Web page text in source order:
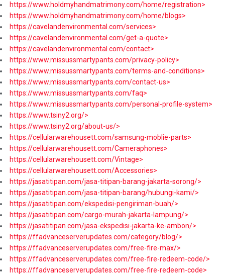
https://www.holdmyhandmatrimony.com/home/registration>
https://www.holdmyhandmatrimony.com/home/blogs>
https://cavelandenvironmental.com/services>
https://cavelandenvironmental.com/get-a-quote>
https://cavelandenvironmental.com/contact>
https://www.missussmartypants.com/privacy-policy>
https://www.missussmartypants.com/terms-and-conditions>
https://www.missussmartypants.com/contact-us>
https://www.missussmartypants.com/faq>
https://www.missussmartypants.com/personal-profile-system>
https://www.tsiny2.org/>
https://www.tsiny2.org/about-us/>
https://cellularwarehousett.com/samsung-moblie-parts>
https://cellularwarehousett.com/Cameraphones>
https://cellularwarehousett.com/Vintage>
https://cellularwarehousett.com/Accessories>
https://jasatitipan.com/jasa-titipan-barang-jakarta-sorong/>
https://jasatitipan.com/jasa-titipan-barang/hubungi-kami/>
https://jasatitipan.com/ekspedisi-pengiriman-buah/>
https://jasatitipan.com/cargo-murah-jakarta-lampung/>
https://jasatitipan.com/jasa-ekspedisi-jakarta-ke-ambon/>
https://ffadvanceserverupdates.com/category/blog/>
https://ffadvanceserverupdates.com/free-fire-max/>
https://ffadvanceserverupdates.com/free-fire-redeem-code/>
https://ffadvanceserverupdates.com/free-fire-redeem-code>